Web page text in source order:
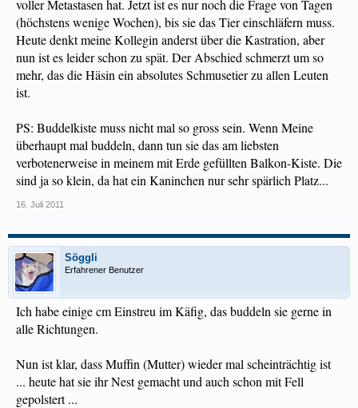
voller Metastasen hat. Jetzt ist es nur noch die Frage von Tagen
(höchstens wenige Wochen), bis sie das Tier einschläfern muss.
Heute denkt meine Kollegin anderst über die Kastration, aber
nun ist es leider schon zu spät. Der Abschied schmerzt um so
mehr, das die Häsin ein absolutes Schmusetier zu allen Leuten
ist.
PS: Buddelkiste muss nicht mal so gross sein. Wenn Meine
überhaupt mal buddeln, dann tun sie das am liebsten
verbotenerweise in meinem mit Erde gefüllten Balkon-Kiste. Die
sind ja so klein, da hat ein Kaninchen nur sehr spärlich Platz...
16. Juli 2011
Söggli
Erfahrener Benutzer
Ich habe einige cm Einstreu im Käfig, das buddeln sie gerne in
alle Richtungen.
Nun ist klar, dass Muffin (Mutter) wieder mal scheinträchtig ist
... heute hat sie ihr Nest gemacht und auch schon mit Fell
gepolstert ...